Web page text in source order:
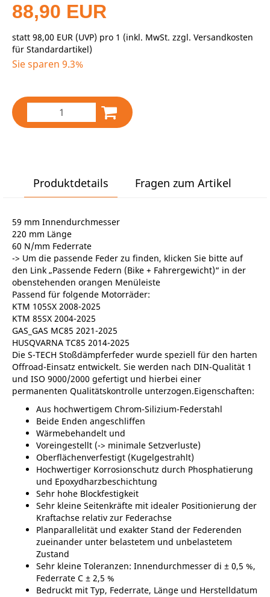
88,90 EUR
statt 98,00 EUR (UVP) pro 1 (inkl. MwSt. zzgl. Versandkosten
für Standardartikel)
Sie sparen 9.3%
Produktdetails Fragen zum Artikel
59 mm Innendurchmesser
220 mm Länge
60 N/mm Federrate
-> Um die passende Feder zu finden, klicken Sie bitte auf
den Link „Passende Federn (Bike + Fahrergewicht)“ in der
obenstehenden orangen Menüleiste
Passend für folgende Motorräder:
KTM 105SX 2008-2025
KTM 85SX 2004-2025
GAS_GAS MC85 2021-2025
HUSQVARNA TC85 2014-2025
Die S-TECH Stoßdämpferfeder wurde speziell für den harten
Offroad-Einsatz entwickelt. Sie werden nach DIN-Qualität 1
und ISO 9000/2000 gefertigt und hierbei einer
permanenten Qualitätskontrolle unterzogen.Eigenschaften:
Aus hochwertigem Chrom-Silizium-Federstahl
Beide Enden angeschliffen
Wärmebehandelt und
Voreingestellt (-> minimale Setzverluste)
Oberflächenverfestigt (Kugelgestrahlt)
Hochwertiger Korrosionschutz durch Phosphatierung
und Epoxydharzbeschichtung
Sehr hohe Blockfestigkeit
Sehr kleine Seitenkräfte mit idealer Positionierung der
Kraftachse relativ zur Federachse
Planparallelität und exakter Stand der Federenden
zueinander unter belastetem und unbelastetem
Zustand
Sehr kleine Toleranzen: Innendurchmesser di ± 0,5 %,
Federrate C ± 2,5 %
Bedruckt mit Typ, Federrate, Länge und Herstelldatum